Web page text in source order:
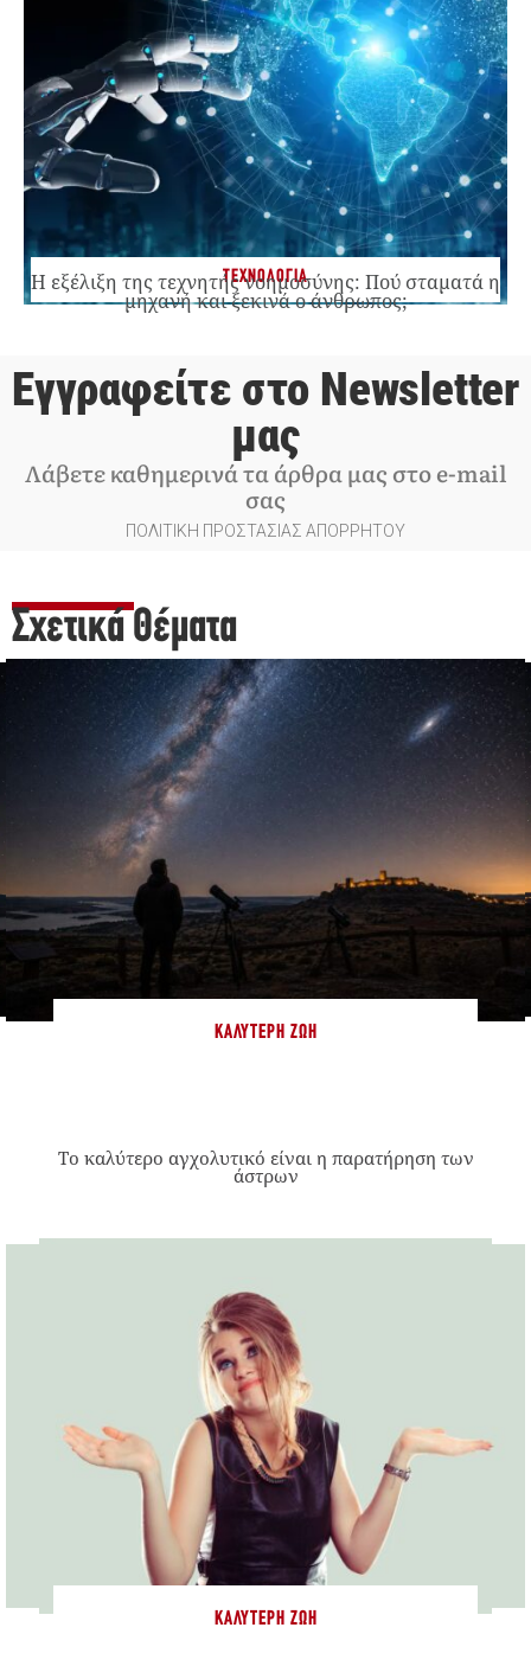
ΤΕΧΝΟΛΟΓΙΑ
Η εξέλιξη της τεχνητής νοημοσύνης: Πού σταματά η
μηχανή και ξεκινά ο άνθρωπος;
Εγγραφείτε στο Newsletter
μας
Λάβετε καθημερινά τα άρθρα μας στο e-mail
σας
ΠΟΛΙΤΙΚΗ ΠΡΟΣΤΑΣΙΑΣ ΑΠΟΡΡΗΤΟΥ
Σχετικά Θέματα
ΚΑΛΎΤΕΡΗ ΖΩΉ
Το καλύτερο αγχολυτικό είναι η παρατήρηση των
άστρων
ΚΑΛΎΤΕΡΗ ΖΩΉ